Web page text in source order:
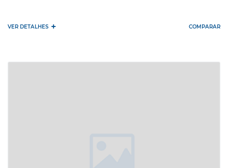
VER DETALHES + COMPARAR